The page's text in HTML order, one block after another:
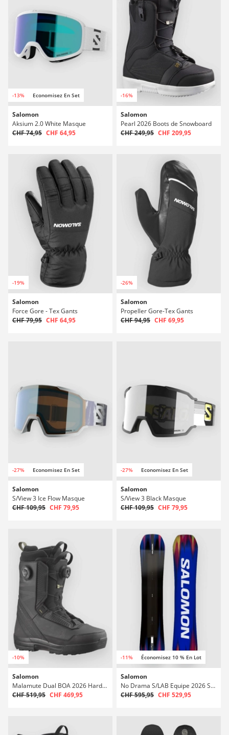
-13% Economisez En Set
Salomon
Aksium 2.0 White Masque
CHF 74,95 CHF 64,95
-16%
Salomon
Pearl 2026 Boots de Snowboard
CHF 249,95 CHF 209,95
-19%
Salomon
Force Gore - Tex Gants
CHF 79,95 CHF 64,95
-26%
Salomon
Propeller Gore-Tex Gants
CHF 94,95 CHF 69,95
-27% Economisez En Set
Salomon
S/View 3 Ice Flow Masque
CHF 109,95 CHF 79,95
-27% Economisez En Set
Salomon
S/View 3 Black Masque
CHF 109,95 CHF 79,95
-10%
Salomon
Malamute Dual BOA 2026 Hardboots snowboard
CHF 519,95 CHF 469,95
-11% Économisez 10 % En Lot
Salomon
No Drama S/LAB Equipe 2026 Snowboard
CHF 595,95 CHF 529,95